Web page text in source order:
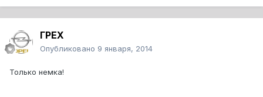
ГРЕХ
Опубликовано 9 января, 2014
Только немка!